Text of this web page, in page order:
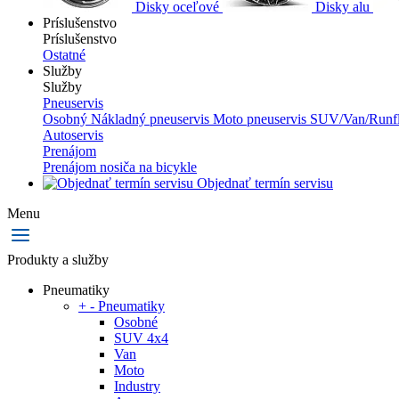
Disky oceľové Disky alu
Príslušenstvo
Príslušenstvo
Ostatné
Služby
Služby
Pneuservis
Osobný Nákladný pneuservis Moto pneuservis SUV/Van/
Autoservis
Prenájom
Prenájom nosiča na bicykle
Objednať termín servisu
Menu
Produkty a služby
Pneumatiky
+ - Pneumatiky
Osobné
SUV 4x4
Van
Moto
Industry